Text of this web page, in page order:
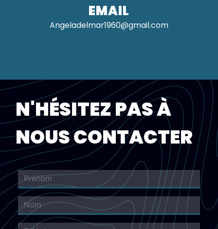
EMAIL
angeladelmar1960@gmail.com
N'HÉSITEZ PAS À
NOUS CONTACTER